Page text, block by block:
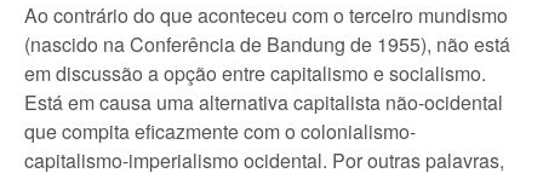
Ao contrário do que aconteceu com o terceiro mundismo
(nascido na Conferência de Bandung de 1955), não está
em discussão a opção entre capitalismo e socialismo.
Está em causa uma alternativa capitalista não-ocidental
que compita eficazmente com o colonialismo-
capitalismo-imperialismo ocidental. Por outras palavras,